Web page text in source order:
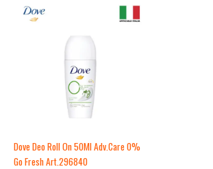
Dove Deo Roll On 50Ml Adv.Care 0%
Go Fresh Art.296840